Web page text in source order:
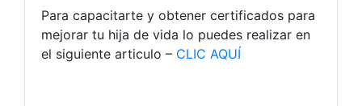
Para capacitarte y obtener certificados para
mejorar tu hija de vida lo puedes realizar en
el siguiente articulo – CLIC AQUÍ